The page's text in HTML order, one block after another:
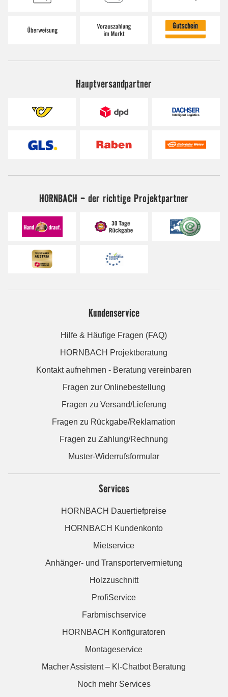
Hauptversandpartner
HORNBACH - der richtige Projektpartner
Kundenservice
Hilfe & Häufige Fragen (FAQ)
HORNBACH Projektberatung
Kontakt aufnehmen - Beratung vereinbaren
Fragen zur Onlinebestellung
Fragen zu Versand/Lieferung
Fragen zu Rückgabe/Reklamation
Fragen zu Zahlung/Rechnung
Muster-Widerrufsformular
Services
HORNBACH Dauertiefpreise
HORNBACH Kundenkonto
Mietservice
Anhänger- und Transportervermietung
Holzzuschnitt
ProfiService
Farbmischservice
HORNBACH Konfiguratoren
Montageservice
Macher Assistent – KI-Chatbot Beratung
Noch mehr Services